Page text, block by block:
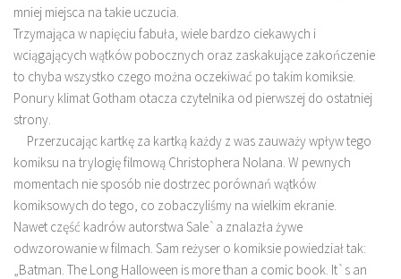
mniej miejsca na takie uczucia.
Trzymająca w napięciu fabuła, wiele bardzo ciekawych i
wciągających wątków pobocznych oraz zaskakujące zakończenie
to chyba wszystko czego można oczekiwać po takim komiksie.
Ponury klimat Gotham otacza czytelnika od pierwszej do ostatniej
strony.
Przerzucając kartkę za kartką każdy z was zauważy wpływ tego
komiksu na trylogię filmową Christophera Nolana. W pewnych
momentach nie sposób nie dostrzec porównań wątków
komiksowych do tego, co zobaczyliśmy na wielkim ekranie.
Nawet część kadrów autorstwa Sale`a znalazła żywe
odwzorowanie w filmach. Sam reżyser o komiksie powiedział tak:
„Batman. The Long Halloween is more than a comic book. It`s an